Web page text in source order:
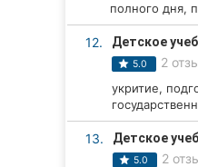
Луцк
полного дня,
12. Детское
5.0 2
укритие,
13. Детское
5.0 2